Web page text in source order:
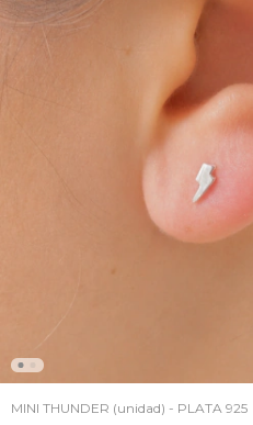
MINI THUNDER (unidad) - PLATA 925